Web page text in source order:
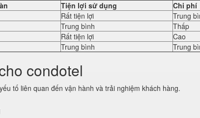
Tiện lợi sử dụng Chi phí
Rất tiện lợi Trung
Trung bình Thấp
Rất tiện lợi Cao
Trung bình Trung
condotel
tố liên quan đến vận hành và trải nghiệm khách hàng.